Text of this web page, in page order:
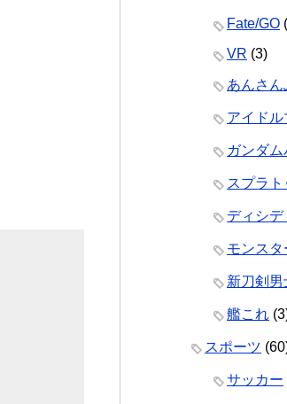
Fate/GO
VR (3)
あんさ
アイドル
ガンダム
スプラト
ディシ
モンス
新刀剣男
艦これ
スポーツ
サッカー